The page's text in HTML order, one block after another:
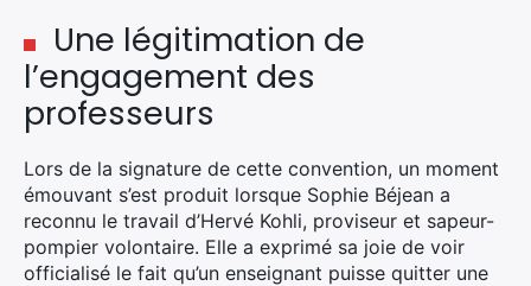
Une légitimation de
l’engagement des
professeurs
Lors de la signature de cette convention, un moment
émouvant s’est produit lorsque Sophie Béjean a
reconnu le travail d’Hervé Kohli, proviseur et sapeur-
pompier volontaire. Elle a exprimé sa joie de voir
officialisé le fait qu’un enseignant puisse quitter une